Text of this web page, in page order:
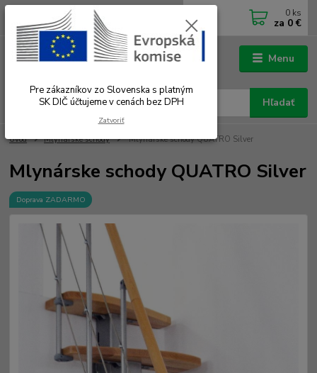
Menu
Hľadať
Po-Čt 7.00 - 16.00 hod. Pá 7.00 - 12.00 hod.
0 ks
za 0 €
Úvod Mlynárske schody Mlynárske schody QUATRO Silver
Mlynárske schody QUATRO Silver
Doprava ZADARMO
Pre zákazníkov zo Slovenska s platným
SK DIČ účtujeme v cenách bez DPH
Zatvoriť